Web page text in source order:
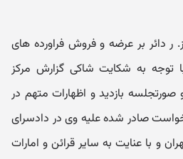
دائر بر عرضه و فروش فراورده های
توجه به شکایت شاکی گزارش مرکز
بازدید و اظهارات متهم در
صادر شده علیه وی در دادسرای
و انقلاب ناحیه 19 تهران و با عنایت به سایر قرائن و امارات